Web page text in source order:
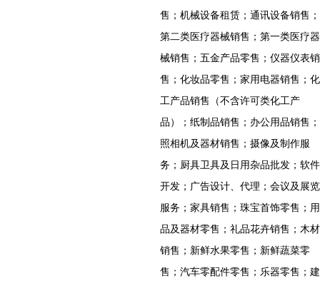
售；机械设备租赁；通讯设备销售；
第二类医疗器械销售；第一类医疗器
械销售；五金产品零售；仪器仪表销
售；化妆品零售；家用电器销售；化
工产品销售（不含许可类化工产
品）；纸制品销售；办公用品销售；
照相机及器材销售；摄像及制作服
务；厨具卫具及日用杂品批发；软件
开发；广告设计、代理；会议及展览
服务；家具销售；珠宝首饰零售；用
品及器材零售；礼品花卉销售；木材
销售；新鲜水果零售；新鲜蔬菜零
售；汽车零配件零售；乐器零售；建